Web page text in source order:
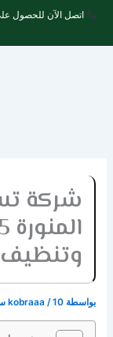
تخطي
المحتوى
اتصل الآن للحصول
شركة
وتنظيف
بواسطة kobraaa /10 سبتمبر، 2025